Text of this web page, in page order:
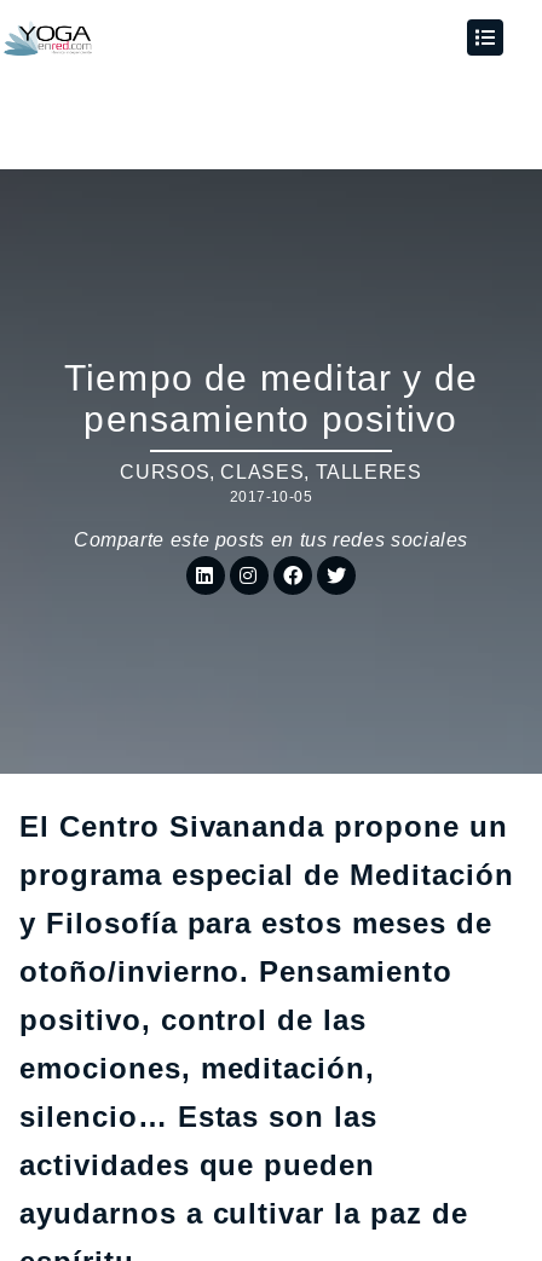
Tiempo de meditar y de
pensamiento positivo
CURSOS, CLASES, TALLERES
2017-10-05
Comparte este posts en tus redes sociales
El Centro Sivananda propone un
programa especial de Meditación
y Filosofía para estos meses de
otoño/invierno. Pensamiento
positivo, control de las
emociones, meditación,
silencio… Estas son las
actividades que pueden
ayudarnos a cultivar la paz de